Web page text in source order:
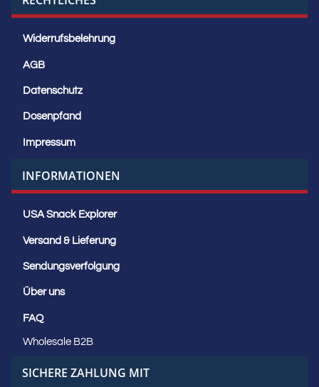
Widerrufsbelehrung
AGB
Datenschutz
Dosenpfand
Impressum
INFORMATIONEN
USA Snack Explorer
Versand & Lieferung
Sendungsverfolgung
Über uns
FAQ
Wholesale B2B
SICHERE ZAHLUNG MIT